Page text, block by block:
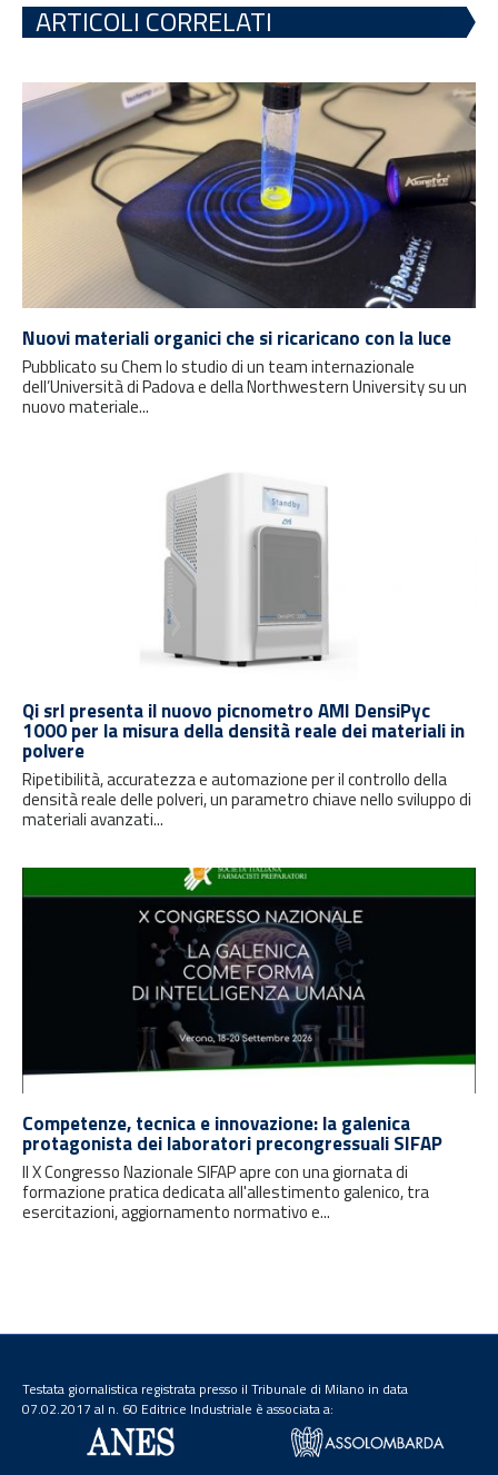
ARTICOLI CORRELATI
Nuovi materiali organici che si ricaricano con la luce
Pubblicato su Chem lo studio di un team internazionale
dell’Università di Padova e della Northwestern University su un
nuovo materiale...
Qi srl presenta il nuovo picnometro AMI DensiPyc
1000 per la misura della densità reale dei materiali in
polvere
Ripetibilità, accuratezza e automazione per il controllo della
densità reale delle polveri, un parametro chiave nello sviluppo di
materiali avanzati...
Competenze, tecnica e innovazione: la galenica
protagonista dei laboratori precongressuali SIFAP
Il X Congresso Nazionale SIFAP apre con una giornata di
formazione pratica dedicata all'allestimento galenico, tra
esercitazioni, aggiornamento normativo e...
Testata giornalistica registrata presso il Tribunale di Milano in data
07.02.2017 al n. 60 Editrice Industriale è associata a: